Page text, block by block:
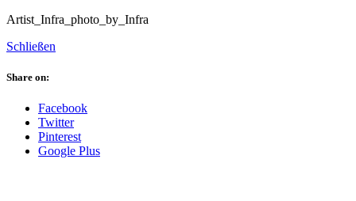
Artist_Infra_photo_by_Infra
Schließen
Share on:
Facebook
Twitter
Pinterest
Google Plus